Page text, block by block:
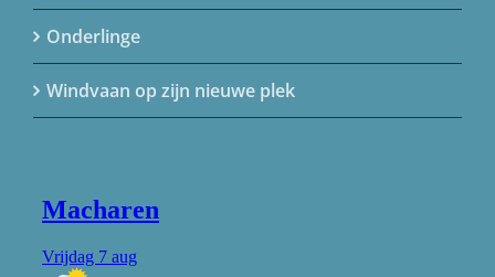
Onderlinge
Windvaan op zijn nieuwe plek